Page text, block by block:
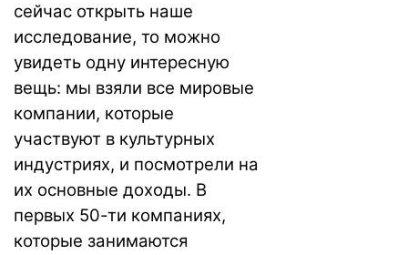
сейчас открыть наше
исследование, то можно
увидеть одну интересную
вещь: мы взяли все мировые
компании, которые
участвуют в культурных
индустриях, и посмотрели на
их основные доходы. В
первых 50-ти компаниях,
которые занимаются